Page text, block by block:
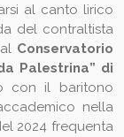
al canto lirico
del contraltista
Conservatorio
Palestrina” di
con il baritono
nella
2024 frequenta